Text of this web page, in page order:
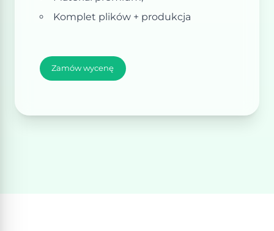
Komplet plików + produkcja
Zamów wycenę